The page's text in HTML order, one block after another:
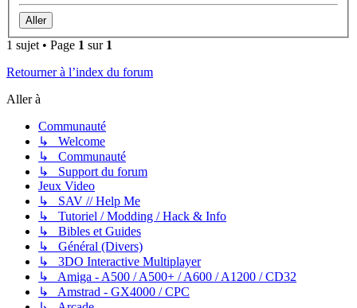
1 sujet • Page 1 sur 1
Retourner à l’index du forum
Aller à
Communauté
↳ Welcome
↳ Communauté
↳ Support du forum
Jeux Video
↳ SAV // Help Me
↳ Tutoriel / Modding / Hack & Info
↳ Bibles et Guides
↳ Général (Divers)
↳ 3DO Interactive Multiplayer
↳ Amiga - A500 / A500+ / A600 / A1200 / CD32
↳ Amstrad - GX4000 / CPC